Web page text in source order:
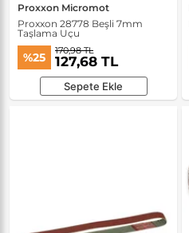
Proxxon Micromot
Proxxon 28778 Beşli 7mm
Taşlama Uçu
%25 170,98 TL
127,68 TL
Sepete Ekle